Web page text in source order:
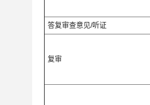
答复审查意见/听证
复审